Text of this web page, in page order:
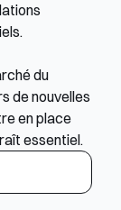
du
de nouvelles
en place
essentiel.